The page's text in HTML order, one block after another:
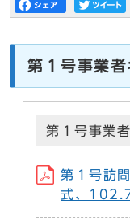
第１号事業
第１号事業
第１号訪
式、